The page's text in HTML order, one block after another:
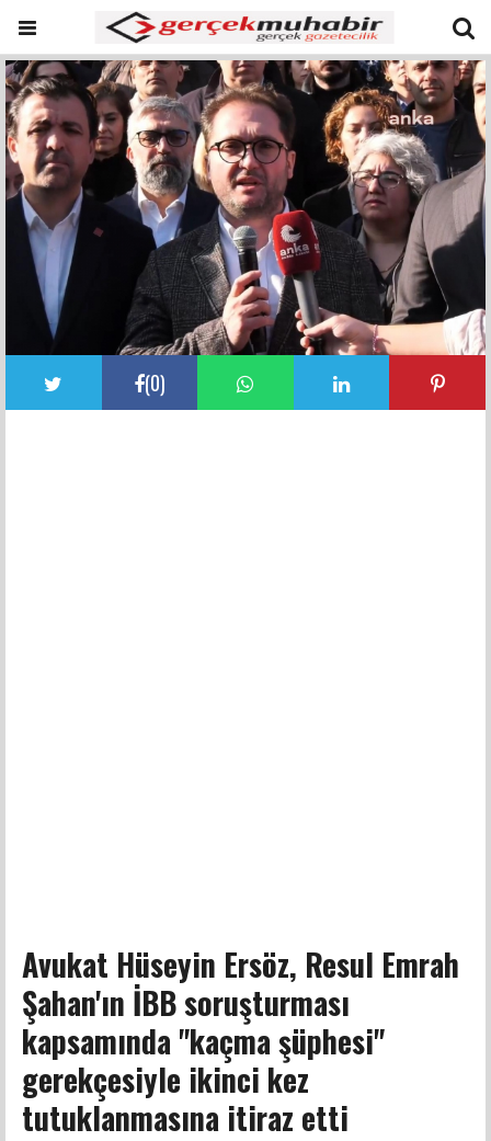
(0)
Avukat Hüseyin Ersöz, Resul Emrah
Şahan'ın İBB soruşturması
kapsamında "kaçma şüphesi"
gerekçesiyle ikinci kez
tutuklanmasına itiraz etti